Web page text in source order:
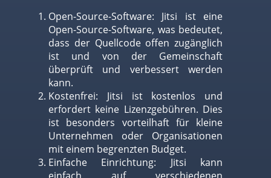
Open-Source-Software: Jitsi ist eine
Open-Source-Software, was bedeutet,
dass der Quellcode offen zugänglich
ist und von der Gemeinschaft
überprüft und verbessert werden
kann.
Kostenfrei: Jitsi ist kostenlos und
erfordert keine Lizenzgebühren. Dies
ist besonders vorteilhaft für kleine
Unternehmen oder Organisationen
mit einem begrenzten Budget.
Einfache Einrichtung: Jitsi kann
einfach auf verschiedenen